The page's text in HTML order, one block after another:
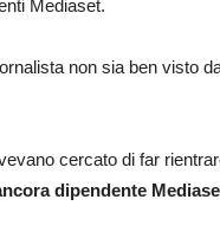
Mediaset.
non sia ben visto
cercato di far
dipendente